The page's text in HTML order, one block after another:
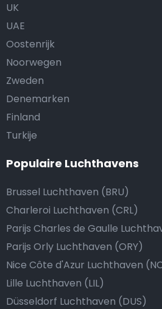
UK
UAE
Oostenrijk
Noorwegen
Zweden
Denemarken
Finland
Turkije
Populaire Luchthavens
Brussel Luchthaven (BRU)
Charleroi Luchthaven (CRL)
Parijs Charles de Gaulle
Parijs Orly Luchthaven (ORY)
Nice Côte d'Azur Luchthaven
Lille Luchthaven (LIL)
Düsseldorf Luchthaven (DUS)